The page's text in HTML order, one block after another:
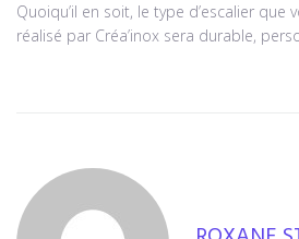
Quoiqu’il en soit, le type d’escalier que
réalisé par Créa’inox sera durable,